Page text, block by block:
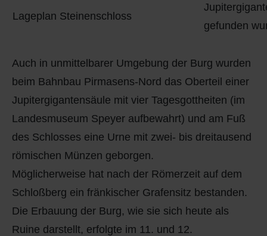
Lageplan Steinenschloss
gefunden
Auch in unmittelbarer Umgebung der Burg wurden
beim Bahnbau Pirmasens-Nord das Oberteil einer
Jupitergigantensäule mit vier Tagesgottheiten (im
Landesmuseum Speyer aufbewahrt) und am Fuß
des Schlosses eine Urne mit zwei- bis dreitausend
römischen Münzen geborgen.
Möglicherweise hat nach der Römerzeit auf dem
Schloßberg ein fränkischer Grafensitz bestanden.
Die Erbauung der Burg, wie sie sich heute als
Ruine darstellt, erfolgte im 11. und 12.